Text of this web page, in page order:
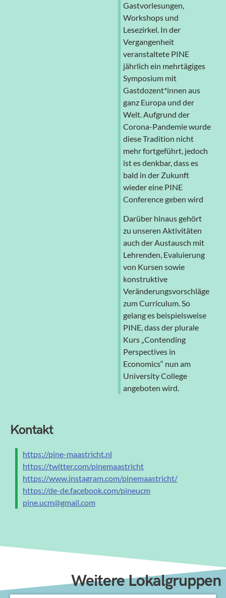
Gastvorlesungen,
Workshops und
Lesezirkel. In der
Vergangenheit
veranstaltete PINE
jährlich ein mehrtägiges
Symposium mit
Gastdozent*innen aus
ganz Europa und der
Welt. Aufgrund der
Corona-Pandemie wurde
diese Tradition nicht
mehr fortgeführt, jedoch
ist es denkbar, dass es
bald in der Zukunft
wieder eine PINE
Conference geben wird
Darüber hinaus gehört
zu unseren Aktivitäten
auch der Austausch mit
Lehrenden, Evaluierung
von Kursen sowie
konstruktive
Veränderungsvorschläge
zum Curriculum. So
gelang es beispielsweise
PINE, dass der plurale
Kurs „Contending
Perspectives in
Economics“ nun am
University College
angeboten wird.
Kontakt
https://pine-maastricht.nl
https://twitter.com/pinemaastricht
https://www.instagram.com/pinemaastricht/
https://de-de.facebook.com/pineucm
pine.ucm@gmail.com
Weitere Lokalgruppen